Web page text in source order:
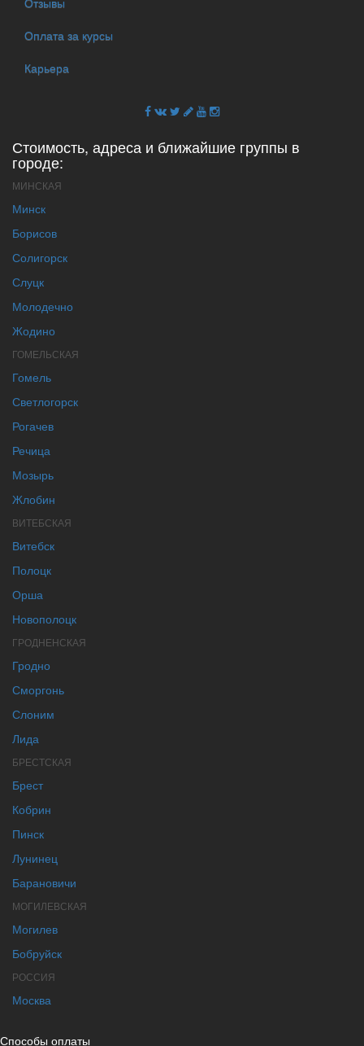
Оплата за курсы
Карьера
Стоимость, адреса и ближайшие группы в
городе:
МИНСКАЯ
Минск
Борисов
Солигорск
Слуцк
Молодечно
Жодино
ГОМЕЛЬСКАЯ
Гомель
Светлогорск
Рогачев
Речица
Мозырь
Жлобин
ВИТЕБСКАЯ
Витебск
Полоцк
Орша
Новополоцк
ГРОДНЕНСКАЯ
Гродно
Сморгонь
Слоним
Лида
БРЕСТСКАЯ
Брест
Кобрин
Пинск
Лунинец
Барановичи
МОГИЛЕВСКАЯ
Могилев
Бобруйск
РОССИЯ
Москва
Способы оплаты